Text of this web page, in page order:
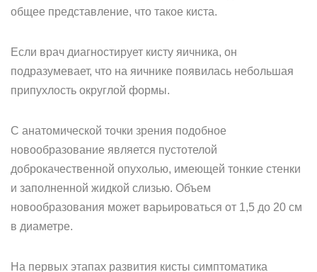
общее представление, что такое киста.
Если врач диагностирует кисту яичника, он
подразумевает, что на яичнике появилась небольшая
припухлость округлой формы.
С анатомической точки зрения подобное
новообразование является пустотелой
доброкачественной опухолью, имеющей тонкие стенки
и заполненной жидкой слизью. Объем
новообразования может варьироваться от 1,5 до 20 см
в диаметре.
На первых этапах развития кисты симптоматика